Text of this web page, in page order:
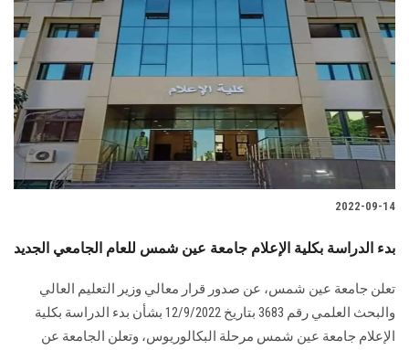
2022-09-14
بدء الدراسة بكلية الإعلام جامعة عين شمس للعام الجامعي الجديد
تعلن جامعة عين شمس، عن صدور قرار معالي وزير التعليم العالي
والبحث العلمي رقم 3683 بتاريخ 12/9/2022 بشأن بدء الدراسة بكلية
الإعلام جامعة عين شمس مرحلة البكالوريوس، وتعلن الجامعة عن